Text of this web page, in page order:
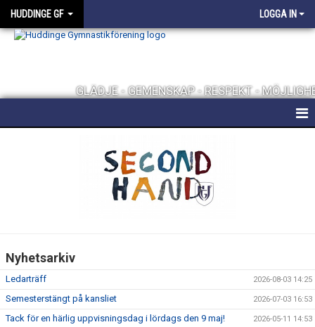
HUDDINGE GF LOGGA IN
GLÄDJE - GEMENSKAP - RESPEKT -
UTMÄRKELSER
TRÄNINGSHALLAR
Nyhetsarkiv
Ledarträff 2026-08-03 14:25
Semesterstängt på kansliet 2026-07-03 16:53
Tack för en härlig uppvisningsdag i lördags den 9 maj! 2026-05-11 14:53